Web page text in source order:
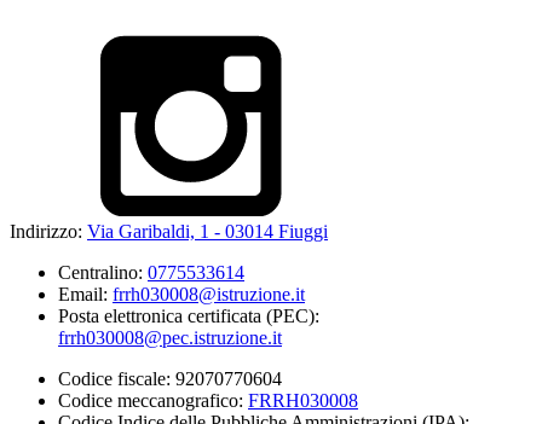
Indirizzo: Via Garibaldi, 1 - 03014 Fiuggi
Centralino: 0775533614
Email: frrh030008@istruzione.it
Posta elettronica certificata (PEC):
frrh030008@pec.istruzione.it
Codice fiscale: 92070770604
Codice meccanografico: FRRH030008